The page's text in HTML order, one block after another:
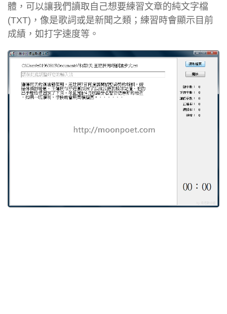
體，可以讓我們讀取自己想要練習文章的純文字檔
(TXT)，像是歌詞或是新聞之類；練習時會顯示目前
成績，如打字速度等。